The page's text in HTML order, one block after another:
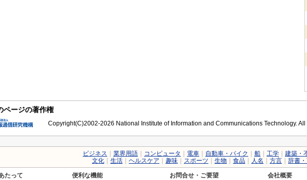
ページの著作権
Copyright(C)2002-2026 National Institute of Information and Communications Technology.
ビジネス 業界用語 コンピュータ 電車 自動車・バイク 船 工学 建築・
文化
生活 ヘルスケア 趣味 スポーツ 生物 食品 人名 方言 辞書
たって 便利な機能 お問合せ・ご要望 会社概要